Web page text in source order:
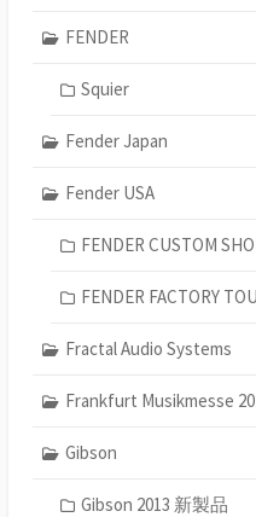
FENDER
Squier
Fender Japan
Fender USA
FENDER CUSTOM
FENDER FACTORY
Fractal Audio Systems
Frankfurt Musikmesse
Gibson
Gibson 2013 新製品